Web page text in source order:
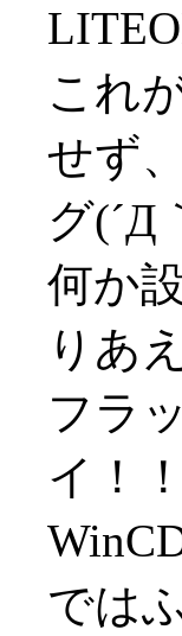
これ
せず
グ(´Д
何か
りあ
フラ
イ！！
では